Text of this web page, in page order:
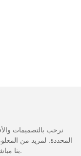
نرحب بالتصميمات
المحددة. لمزيد من
بنا مباشرة مع أسئلة أو استفسارات.